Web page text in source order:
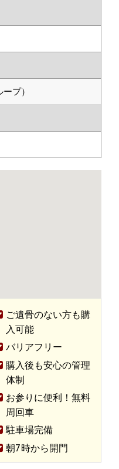
プ）
ご遺骨のない方も購
入可能
バリアフリー
購入後も安心の管理
体制
お参りに便利！無料
周回車
駐車場完備
朝7時から開門